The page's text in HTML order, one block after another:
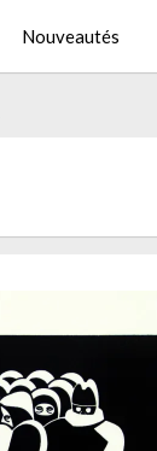
Nouveautés